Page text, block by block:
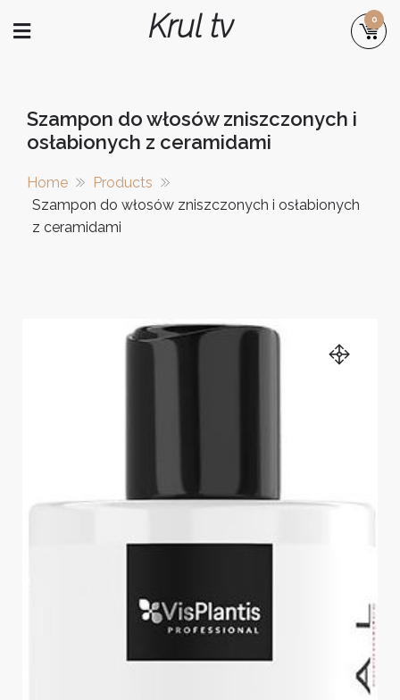
Krul tv 0
Szampon do włosów zniszczonych i
osłabionych z ceramidami
Home
Products
Szampon do włosów zniszczonych i osłabionych
z ceramidami